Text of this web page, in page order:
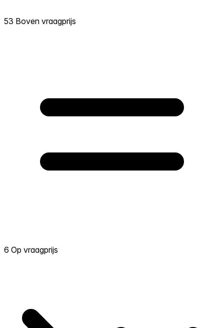
53 Boven vraagprijs
6 Op vraagprijs